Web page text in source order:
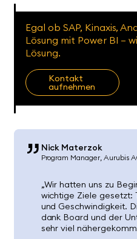
Egal ob SAP, Kinaxis,
Lösung mit Power BI –
Lösung.
Kontakt
aufnehmen
Nick Materzok
Program Manager Aurubis
„Wir hatten uns zu
wichtige Ziele gesetzt:
und Geschwindigkeit.
dank Board und der
sehr viel